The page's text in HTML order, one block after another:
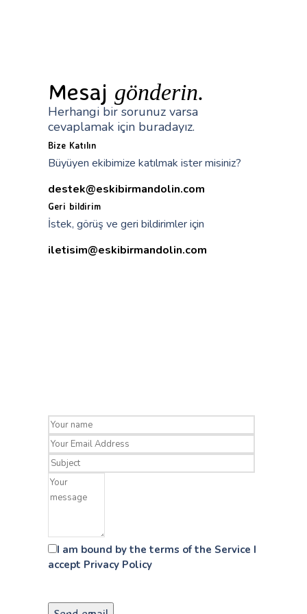
Mesaj gönderin.
Herhangi bir sorunuz varsa
cevaplamak için buradayız.
Bize Katılın
Büyüyen ekibimize katılmak ister misiniz?
destek@eskibirmandolin.com
Geri bildirim
İstek, görüş ve geri bildirimler için
iletisim@eskibirmandolin.com
I am bound by the terms of the Service I
accept Privacy Policy